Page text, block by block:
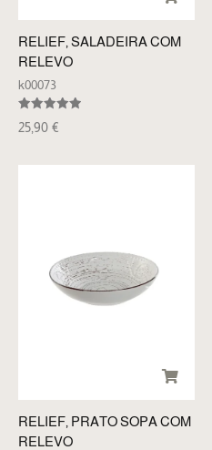
RELIEF, SALADEIRA COM
RELEVO
k00073
Avaliação
5.00
25,90 €
RELIEF, PRATO SOPA COM
RELEVO